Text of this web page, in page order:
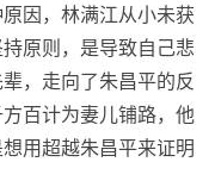
因，林满江从小未获
持原则，是导致自己悲
，走向了朱昌平的反
百计为妻儿铺路，他
用超越朱昌平来证明